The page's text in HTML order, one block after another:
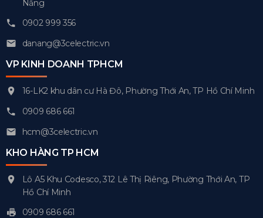
Nẵng
0902 999 356
danang@3celectric.vn
VP KINH DOANH TPHCM
16-LK2 khu dân cư Hà Đô, Phường Thới An, TP Hồ Chí Minh
0909 686 661
hcm@3celectric.vn
KHO HÀNG TP HCM
Lô A5 Khu Codesco, 312 Lê Thị Riêng, Phường Thới An, TP
Hồ Chí Minh
0909 686 661